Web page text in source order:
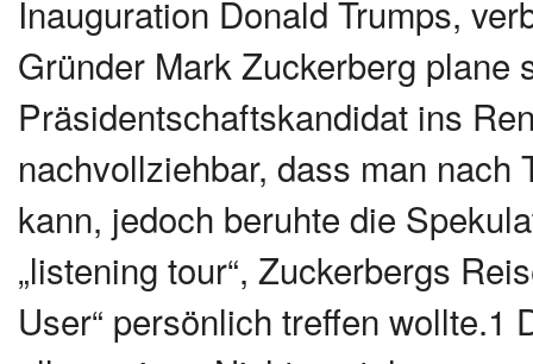
Inauguration Donald Trumps,
Gründer Mark Zuckerberg plane
Präsidentschaftskandidat ins
nachvollziehbar, dass man
kann, jedoch beruhte die
„listening tour“, Zuckerbergs
User“ persönlich treffen